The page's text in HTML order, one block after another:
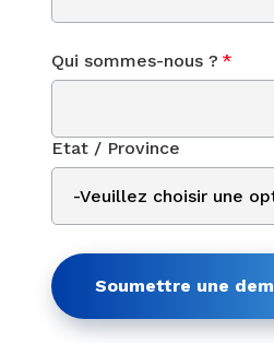
Qui sommes-nous ? *
Etat / Province
Soumettre une